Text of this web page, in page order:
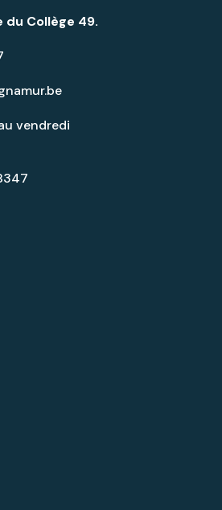
du Collège 49.
vendredi